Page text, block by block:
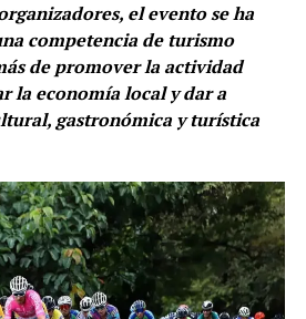
el evento se ha
competencia de turismo
de promover la actividad
la economía local y dar a
gastronómica y turística